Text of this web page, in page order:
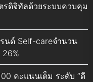
รดิจิทัลด้วยระบบควบคุม
นด์ Self-careจำนวน
คะแนนเต็ม ระดับ “ดี